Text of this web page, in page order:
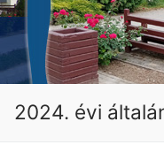
2024. évi